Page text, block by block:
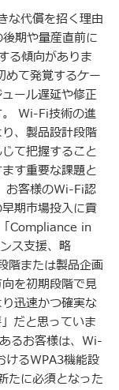
な代償を招く理由
期や量産直前に
る傾向がありま
めて発覚するケー
ール遅延や修正
。 Wi-Fi技術の進
、製品設計段階
て把握すること
す重要な課題と
お客様のWi-Fi認
期市場投入に貢
Compliance in
ス支援、略
階または製品企画
を初期段階で見
迅速かつ確実な
だと思っていま
るお客様は、Wi-
るWPA3機能設
たに必須となった